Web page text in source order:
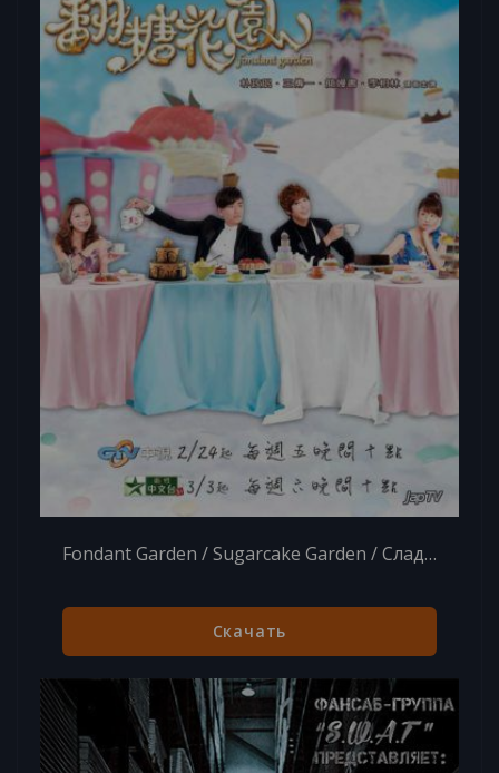
Fondant Garden / Sugarcake Garden / Сладкая парочка (2012)
Скачать